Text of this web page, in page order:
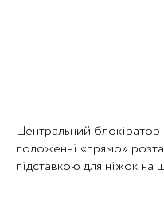
Центральний блокіратор
положенні «прямо»
підставкою для ніжок на